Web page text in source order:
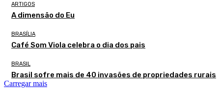
ARTIGOS
A dimensão do Eu
BRASÍLIA
Café Som Viola celebra o dia dos pais
BRASIL
Brasil sofre mais de 40 invasões de propriedades rurais
Carregar mais